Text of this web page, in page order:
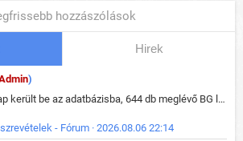
hozzászólások
Hirek
)
149 új BG lap került be az adatbázisba, 644 db meglévő BG lap módosult, bekerültek az új képek a megváltozott lapokhoz is.
- Fórum · 2026.08.06 22:14